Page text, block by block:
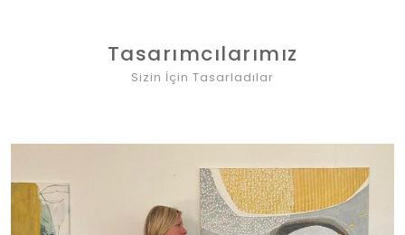
Tasarımcılarımız
Sizin İçin Tasarladılar